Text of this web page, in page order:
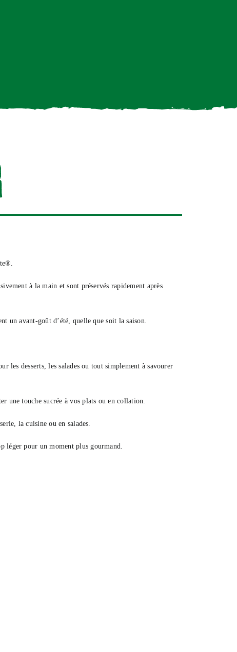
à la main et sont préservés rapidement après
un avant-goût d’été, quelle que soit la saison.
les desserts, les salades ou tout simplement à savourer
une touche sucrée à vos plats ou en collation.
la cuisine ou en salades.
léger pour un moment plus gourmand.